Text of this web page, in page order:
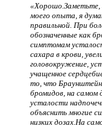
«Хорошо.Заметьте,
моего опыта, я
правильной. При
обозначенные как
симптомам
сахара в крови,
головокружение,
учащенное
то, что Браунштейн
бромидов, на самом
усталости
объяснить многие
низких дозах.На